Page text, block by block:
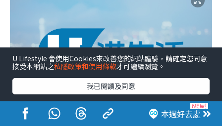
本週好去處
U Lifestyle 會使用Cookies來改善您的網站體驗，請確定您同意
接受本網站之私隱政策和使用條款才可繼續瀏覽。
我已閱讀及同意